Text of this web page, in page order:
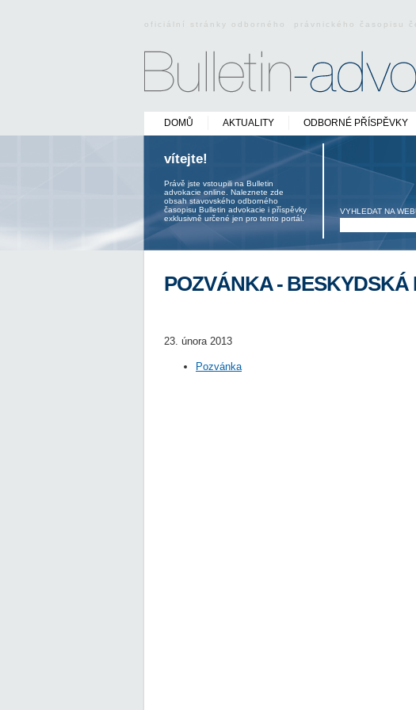
oficiální stránky odborného právnického časopisu
DOMŮ AKTUALITY ODBORNÉ PŘÍSPĚVKY
vítejte!
Právě jste vstoupili na Bulletin
advokacie online. Naleznete zde
obsah stavovského odborného
časopisu Bulletin advokacie i příspěvky
exklusivně určené jen pro tento portál.
VYHLEDAT NA
POZVÁNKA - BESKYDSKÁ
23. února 2013
Pozvánka